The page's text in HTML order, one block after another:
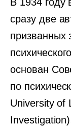
сразу две
призванных
основан
по
University of